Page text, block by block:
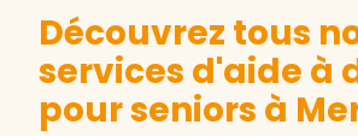
Découvrez tous
services d'aide à
pour seniors à